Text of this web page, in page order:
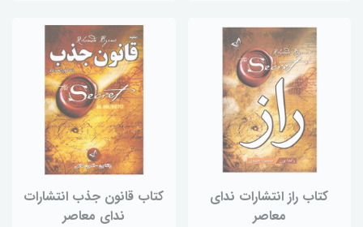
کتاب راز انتشارات ندای
معاصر
کتاب قانون جذب انتشارات
ندای معاصر